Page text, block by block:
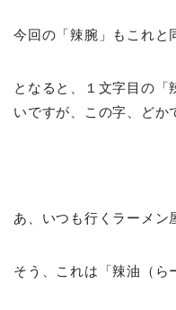
今回の「辣腕」もこれと
となると、１文字目の「
いですが、この字、どか
あ、いつも行くラーメン
そう、これは「辣油（ら